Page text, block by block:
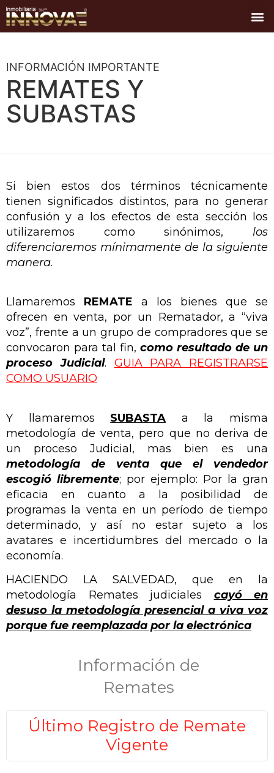
INFORMACIÓN IMPORTANTE
REMATES Y
SUBASTAS
Si bien estos dos términos técnicamente
tienen significados distintos, para no generar
confusión y a los efectos de esta sección los
utilizaremos como sinónimos, los
diferenciaremos mínimamente de la siguiente
manera.
Llamaremos REMATE a los bienes que se
ofrecen en venta, por un Rematador, a “viva
voz”, frente a un grupo de compradores que se
convocaron para tal fin, como resultado de un
proceso Judicial. GUIA PARA REGISTRARSE
COMO USUARIO
Y llamaremos SUBASTA a la misma
metodología de venta, pero que no deriva de
un proceso Judicial, mas bien es una
metodología de venta que el vendedor
escogió libremente; por ejemplo: Por la gran
eficacia en cuanto a la posibilidad de
programas la venta en un período de tiempo
determinado, y así no estar sujeto a los
avatares e incertidumbres del mercado o la
economía.
HACIENDO LA SALVEDAD, que en la
metodología Remates judiciales cayó en
desuso la metodología presencial a viva voz
porque fue reemplazada por la electrónica
Información de
Remates
Último Registro de Remate
Vigente